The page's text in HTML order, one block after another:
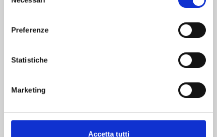
Preferenze
Statistiche
Marketing
Accetta tutti